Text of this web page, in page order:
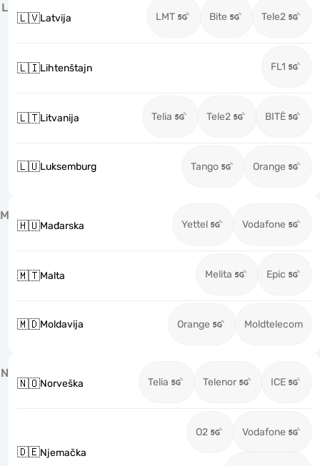
L
🇱🇻Latvija LMT Bite Tele2
🇱🇮Lihtenštajn FL1
🇱🇹Litvanija Telia Tele2 BITĖ
🇱🇺Luksemburg Tango Orange
M
🇭🇺Mađarska Yettel Vodafone
🇲🇹Malta Melita Epic
🇲🇩Moldavija Orange Moldtelecom
N
🇳🇴Norveška Telia Telenor ICE
🇩🇪Njemačka
O2 Vodafone